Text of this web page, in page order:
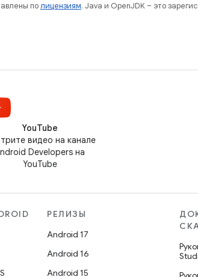
полицензиям. Java и OpenJDK – это
YouTube
видео на канале
Developers на
YouTube
РЕЛИЗЫ
Android 17
Android 16
Android 15